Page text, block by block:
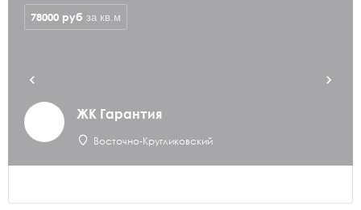
ЖК Гарантия
Восточно-Кругликовский
78000 руб за кв.м